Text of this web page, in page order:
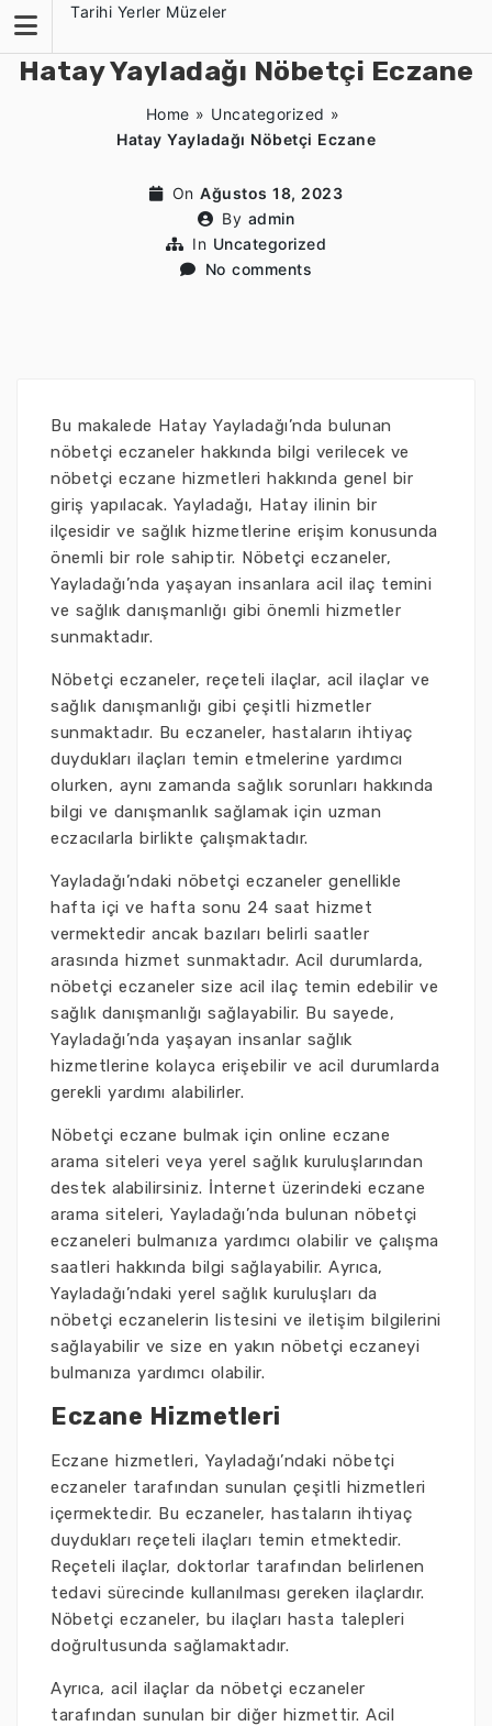
content
Tarihi Yerler Müzeler
Hatay Yayladağı Nöbetçi Eczane
Home » Uncategorized »
Hatay Yayladağı Nöbetçi Eczane
On Ağustos 18, 2023
By admin
In Uncategorized
No comments
Bu makalede Hatay Yayladağı’nda bulunan
nöbetçi eczaneler hakkında bilgi verilecek ve
nöbetçi eczane hizmetleri hakkında genel bir
giriş yapılacak. Yayladağı, Hatay ilinin bir
ilçesidir ve sağlık hizmetlerine erişim konusunda
önemli bir role sahiptir. Nöbetçi eczaneler,
Yayladağı’nda yaşayan insanlara acil ilaç temini
ve sağlık danışmanlığı gibi önemli hizmetler
sunmaktadır.
Nöbetçi eczaneler, reçeteli ilaçlar, acil ilaçlar ve
sağlık danışmanlığı gibi çeşitli hizmetler
sunmaktadır. Bu eczaneler, hastaların ihtiyaç
duydukları ilaçları temin etmelerine yardımcı
olurken, aynı zamanda sağlık sorunları hakkında
bilgi ve danışmanlık sağlamak için uzman
eczacılarla birlikte çalışmaktadır.
Yayladağı’ndaki nöbetçi eczaneler genellikle
hafta içi ve hafta sonu 24 saat hizmet
vermektedir ancak bazıları belirli saatler
arasında hizmet sunmaktadır. Acil durumlarda,
nöbetçi eczaneler size acil ilaç temin edebilir ve
sağlık danışmanlığı sağlayabilir. Bu sayede,
Yayladağı’nda yaşayan insanlar sağlık
hizmetlerine kolayca erişebilir ve acil durumlarda
gerekli yardımı alabilirler.
Nöbetçi eczane bulmak için online eczane
arama siteleri veya yerel sağlık kuruluşlarından
destek alabilirsiniz. İnternet üzerindeki eczane
arama siteleri, Yayladağı’nda bulunan nöbetçi
eczaneleri bulmanıza yardımcı olabilir ve çalışma
saatleri hakkında bilgi sağlayabilir. Ayrıca,
Yayladağı’ndaki yerel sağlık kuruluşları da
nöbetçi eczanelerin listesini ve iletişim bilgilerini
sağlayabilir ve size en yakın nöbetçi eczaneyi
bulmanıza yardımcı olabilir.
Eczane Hizmetleri
Eczane hizmetleri, Yayladağı’ndaki nöbetçi
eczaneler tarafından sunulan çeşitli hizmetleri
içermektedir. Bu eczaneler, hastaların ihtiyaç
duydukları reçeteli ilaçları temin etmektedir.
Reçeteli ilaçlar, doktorlar tarafından belirlenen
tedavi sürecinde kullanılması gereken ilaçlardır.
Nöbetçi eczaneler, bu ilaçları hasta talepleri
doğrultusunda sağlamaktadır.
Ayrıca, acil ilaçlar da nöbetçi eczaneler
tarafından sunulan bir diğer hizmettir. Acil